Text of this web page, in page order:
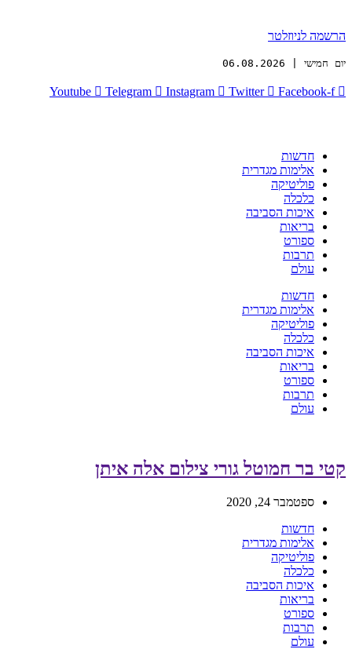
הרשמה לניוזלטר
יום חמישי | 06.08.2026
Youtube Telegram Instagram Twitter Facebook-f
חדשות
אלימות מגדרית
פוליטיקה
כלכלה
איכות הסביבה
בריאות
ספורט
תרבות
עולם
חדשות
אלימות מגדרית
פוליטיקה
כלכלה
איכות הסביבה
בריאות
ספורט
תרבות
עולם
קטי בר חמוטל גורי צילום אלה איתן
ספטמבר 24, 2020
חדשות
אלימות מגדרית
פוליטיקה
כלכלה
איכות הסביבה
בריאות
ספורט
תרבות
עולם